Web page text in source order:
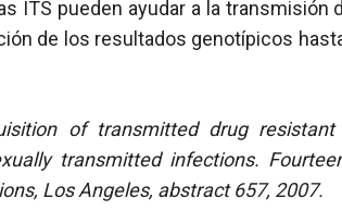
ITS pueden ayudar a la transmisión
de los resultados genotípicos
of transmitted drug resistant
transmitted infections.
Los Angeles, abstract 657, 2007.